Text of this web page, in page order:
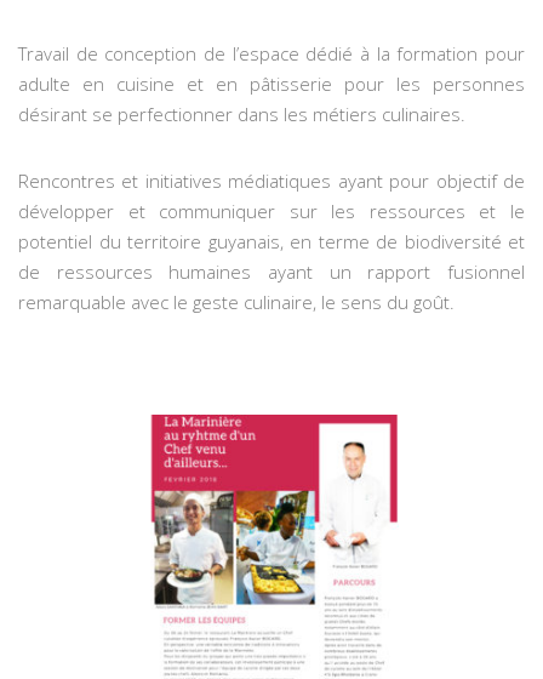
Travail de conception de l’espace dédié à la formation pour
adulte en cuisine et en pâtisserie pour les personnes
désirant se perfectionner dans les métiers culinaires.
Rencontres et initiatives médiatiques ayant pour objectif de
développer et communiquer sur les ressources et le
potentiel du territoire guyanais, en terme de biodiversité et
de ressources humaines ayant un rapport fusionnel
remarquable avec le geste culinaire, le sens du goût.